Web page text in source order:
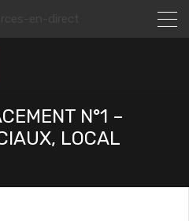
N°1 –
LOCAL